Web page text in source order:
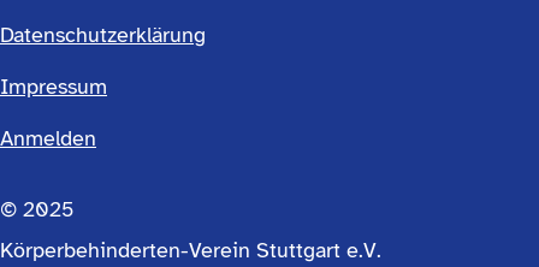
Footermenü
Datenschutzerklärung
Impressum
Anmelden
© 2025
Körperbehinderten-Verein Stuttgart e.V.